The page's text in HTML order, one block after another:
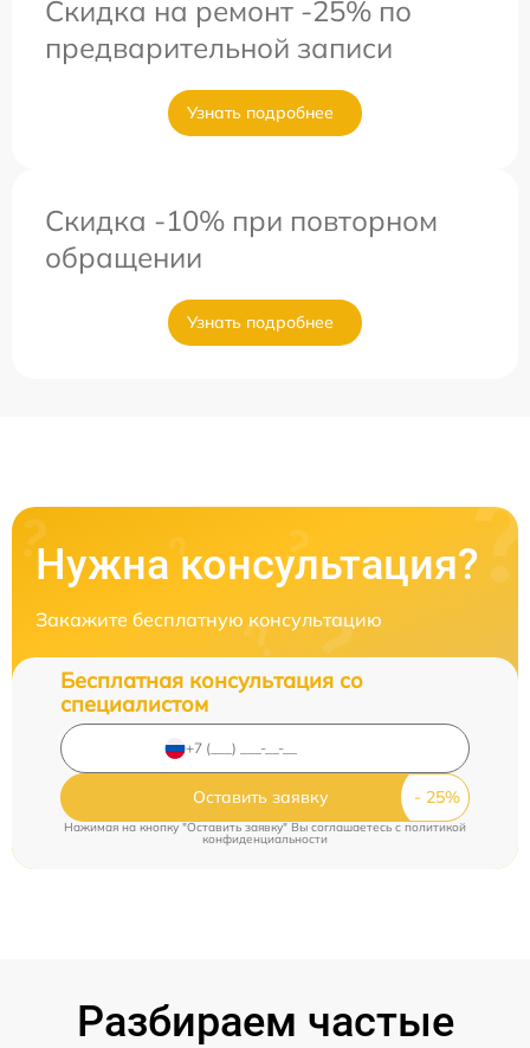
Скидка на ремонт -25% по
предварительной записи
Узнать подробнее
Скидка -10% при повторном
обращении
Узнать подробнее
Нужна консультация?
Закажите бесплатную консультацию
Бесплатная консультация со
специалистом
Оставить заявку
Нажимая на кнопку "Оставить заявку" Вы соглашаетесь cполитикой
конфиденциальности
Разбираем частые